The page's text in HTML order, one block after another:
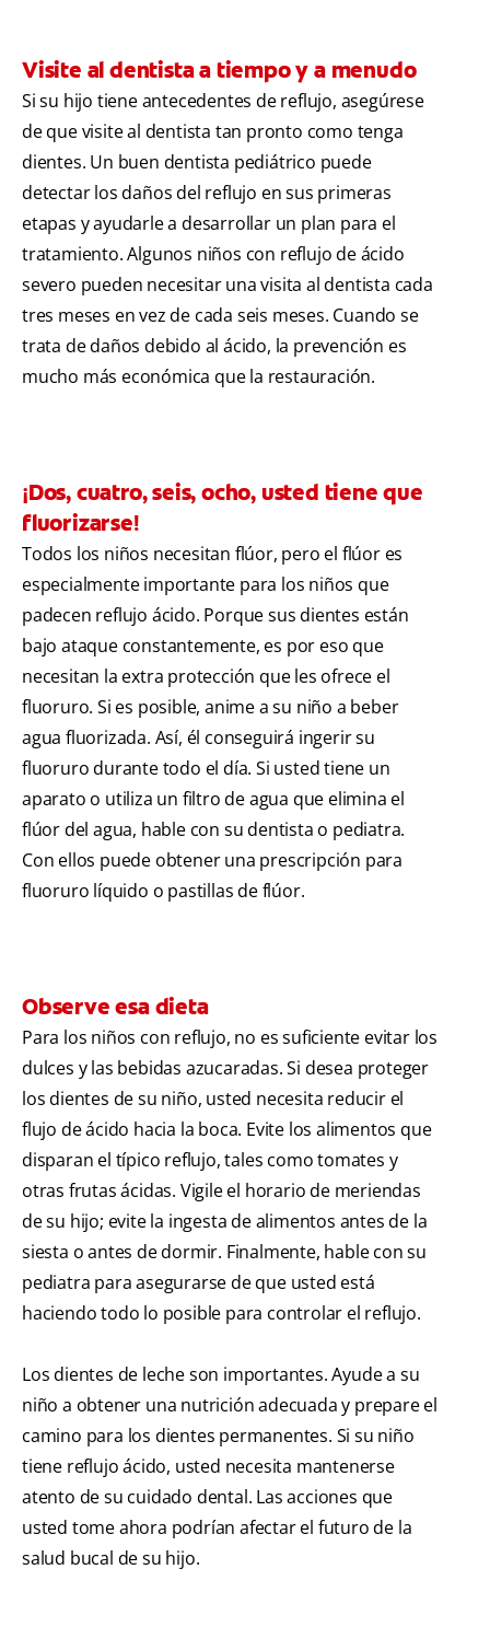
Visite al dentista a tiempo y a menudo
Si su hijo tiene antecedentes de reflujo, asegúrese
de que visite al dentista tan pronto como tenga
dientes. Un buen dentista pediátrico puede
detectar los daños del reflujo en sus primeras
etapas y ayudarle a desarrollar un plan para el
tratamiento. Algunos niños con reflujo de ácido
severo pueden necesitar una visita al dentista cada
tres meses en vez de cada seis meses. Cuando se
trata de daños debido al ácido, la prevención es
mucho más económica que la restauración.
¡Dos, cuatro, seis, ocho, usted tiene que
fluorizarse!
Todos los niños necesitan flúor, pero el flúor es
especialmente importante para los niños que
padecen reflujo ácido. Porque sus dientes están
bajo ataque constantemente, es por eso que
necesitan la extra protección que les ofrece el
fluoruro. Si es posible, anime a su niño a beber
agua fluorizada. Así, él conseguirá ingerir su
fluoruro durante todo el día. Si usted tiene un
aparato o utiliza un filtro de agua que elimina el
flúor del agua, hable con su dentista o pediatra.
Con ellos puede obtener una prescripción para
fluoruro líquido o pastillas de flúor.
Observe esa dieta
Para los niños con reflujo, no es suficiente evitar los
dulces y las bebidas azucaradas. Si desea proteger
los dientes de su niño, usted necesita reducir el
flujo de ácido hacia la boca. Evite los alimentos que
disparan el típico reflujo, tales como tomates y
otras frutas ácidas. Vigile el horario de meriendas
de su hijo; evite la ingesta de alimentos antes de la
siesta o antes de dormir. Finalmente, hable con su
pediatra para asegurarse de que usted está
haciendo todo lo posible para controlar el reflujo.
Los dientes de leche son importantes. Ayude a su
niño a obtener una nutrición adecuada y prepare el
camino para los dientes permanentes. Si su niño
tiene reflujo ácido, usted necesita mantenerse
atento de su cuidado dental. Las acciones que
usted tome ahora podrían afectar el futuro de la
salud bucal de su hijo.